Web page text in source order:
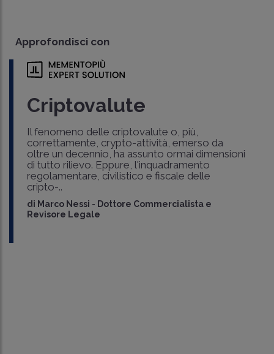
Approfondisci con
Criptovalute
Il fenomeno delle criptovalute o, più,
correttamente, crypto-attività, emerso da
oltre un decennio, ha assunto ormai dimensioni
di tutto rilievo. Eppure, l'inquadramento
regolamentare, civilistico e fiscale delle
cripto-..
di Marco Nessi - Dottore Commercialista e
Revisore Legale